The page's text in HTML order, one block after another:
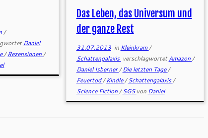
/
Daniel
/Rezensionen/
Das Leben, das Universum und
der ganze Rest
31.07.2013in Kleinkram/
Schattengalaxis verschlagwortetAmazon/
Daniel Isberner/Die letzten Tage/
Feuertod/Kindle/Schattengalaxis/
Science Fiction/SGS von Daniel